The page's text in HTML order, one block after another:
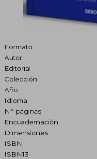
Formato
Autor
Editorial
Colección
Año
Idioma
N° páginas
Encuadernación
Dimensiones
ISBN
ISBN13